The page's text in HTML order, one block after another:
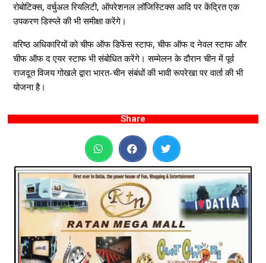
रोबोटिक्स, वर्चुअल रियलिटी, ऑपरेशनल लॉजिस्टिक्स आदि पर केंद्रित एक
उपकरण डिस्प्ले की भी समीक्षा करेंगे।
वरिष्ठ अधिकारियों को चीफ ऑफ डिफेंस स्टाफ, चीफ ऑफ द नेवल स्टाफ और
चीफ ऑफ द एयर स्टाफ भी संबोधित करेंगे। सम्मेलन के दौरान चीन में पूर्व
राजदूत विजय गोखले द्वारा भारत-चीन संबंधों की भावी रूपरेखा पर वार्ता की भी
योजना है।
Share